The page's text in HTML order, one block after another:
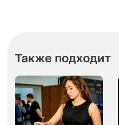
Также подходит